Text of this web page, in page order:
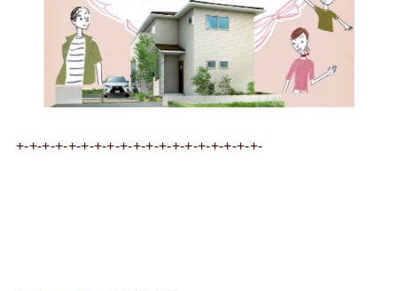
+-+-+-+-+-+-+-+-+-+-+-+-+-+-+-+-+-+-+-